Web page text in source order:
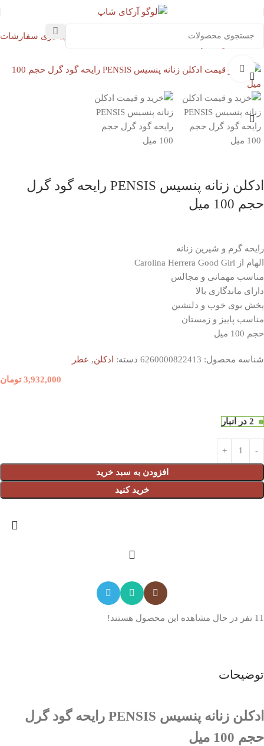
پیگیری سفارشات
ادکلن عطر
بزرگنمایی تصویر
ادکلن زنانه پنسیس PENSIS رایحه گود گرل
حجم 100 میل
رایحه گرم و شیرین زنانه
الهام از Carolina Herrera Good Girl
مناسب مهمانی و مجالس
دارای ماندگاری بالا
پخش بوی خوب و دلنشین
مناسب پاییز و زمستان
حجم 100 میل
شناسه محصول: 6260000822413 دسته: ادکلن, عطر
3,932,000 تومان
2 در انبار
افزودن به سبد خرید
خرید کنید
11 نفر در حال مشاهده این محصول هستند!
توضیحات
ادکلن زنانه پنسیس PENSIS رایحه گود گرل
حجم 100 میل